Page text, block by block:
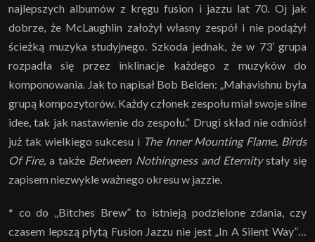
najlepszych albumów z kręgu fusion i jazzu lat 70. Oj jak
dobrze, że McLaughlin założył własny zespół i nie podążył
ścieżką muzyka studyjnego. Szkoda jednak, że w 73’ grupa
rozpadła się przez inklinacje każdego z muzyków do
komponowania. Jak to napisał Bob Belden: „Mahavishnu była
grupą kompozytorów. Każdy członek zespołu miał swoje silne
idee, tak jak nastawienie do zespołu.” Drugi skład nie odniósł
już tak wielkiego sukcesu i The Inner Mounting Flame, Birds
Of Fire,a także Between Nothingness and Eternitystały się
zapisem niezwykle ważnego okresu w jazzie.
* co do „Bitches Brew” to istnieją podzielone zdania, czy
czasem lepszą płytą Fusion Jazzu nie jest „In A Silent Way”…